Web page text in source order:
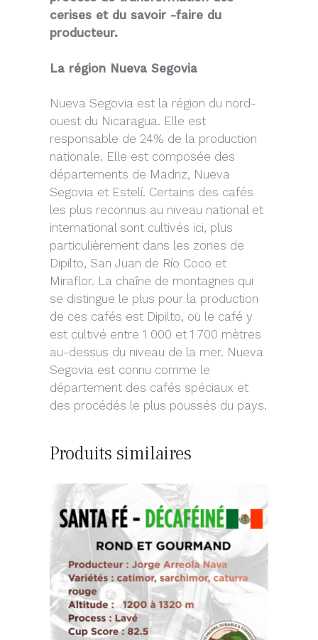
cerises et du savoir -faire du
producteur.
La région Nueva Segovia
Nueva Segovia est la région du nord-
ouest du Nicaragua. Elle est
responsable de 24% de la production
nationale. Elle est composée des
départements de Madriz, Nueva
Segovia et Estelí. Certains des cafés
les plus reconnus au niveau national et
international sont cultivés ici, plus
particulièrement dans les zones de
Dipilto, San Juan de Río Coco et
Miraflor. La chaîne de montagnes qui
se distingue le plus pour la production
de ces cafés est Dipilto, où le café y
est cultivé entre 1 000 et 1 700 mètres
au-dessus du niveau de la mer. Nueva
Segovia est connu comme le
département des cafés spéciaux et
des procédés le plus poussés du pays.
Produits similaires